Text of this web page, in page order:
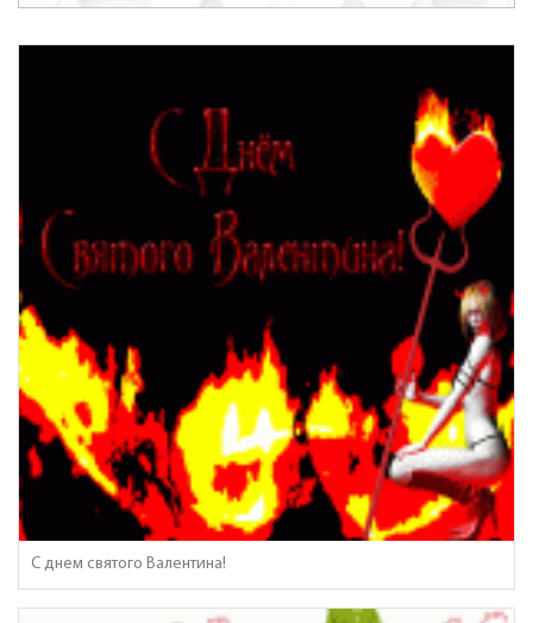
С днем святого Валентина!